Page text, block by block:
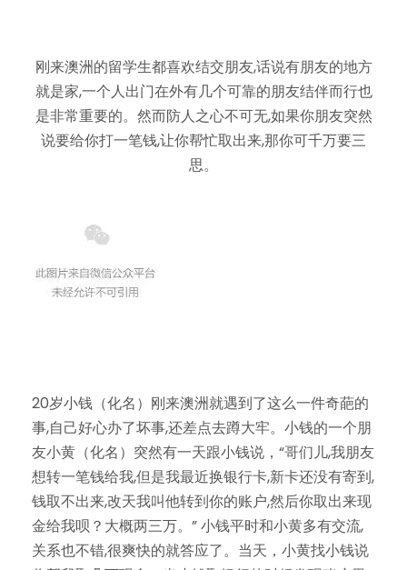
刚来澳洲的留学生都喜欢结交朋友,话说有朋友的地方
就是家,一个人出门在外有几个可靠的朋友结伴而行也
是非常重要的。然而防人之心不可无,如果你朋友突然
说要给你打一笔钱,让你帮忙取出来,那你可千万要三
思。
20岁小钱（化名）刚来澳洲就遇到了这么一件奇葩的
事,自己好心办了坏事,还差点去蹲大牢。小钱的一个朋
友小黄（化名）突然有一天跟小钱说，“哥们儿,我朋友
想转一笔钱给我,但是我最近换银行卡,新卡还没有寄到,
钱取不出来,改天我叫他转到你的账户,然后你取出来现
金给我呗？大概两三万。” 小钱平时和小黄多有交流,
关系也不错,很爽快的就答应了。当天，小黄找小钱说